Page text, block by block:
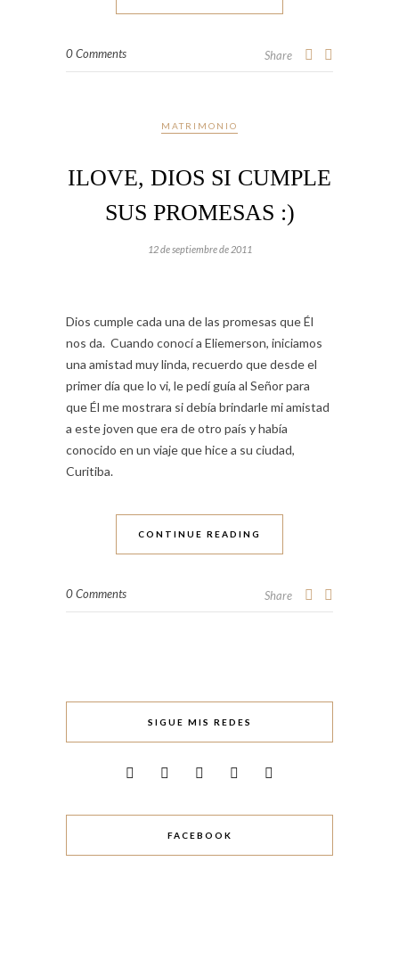
0 Comments Share
MATRIMONIO
ILOVE, DIOS SI CUMPLE
SUS PROMESAS :)
12 de septiembre de 2011
Dios cumple cada una de las promesas que Él
nos da. Cuando conocí a Eliemerson, iniciamos
una amistad muy linda, recuerdo que desde el
primer día que lo vi, le pedí guía al Señor para
que Él me mostrara si debía brindarle mi amistad
a este joven que era de otro país y había
conocido en un viaje que hice a su ciudad,
Curitiba.
CONTINUE READING
0 Comments Share
SIGUE MIS REDES
FACEBOOK